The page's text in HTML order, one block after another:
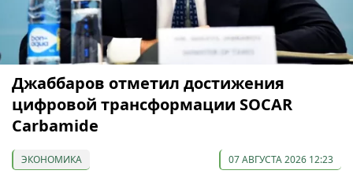
Джаббаров отметил достижения
цифровой трансформации SOCAR
Carbamide
ЭКОНОМИКА 07 АВГУСТА 2026 12:23